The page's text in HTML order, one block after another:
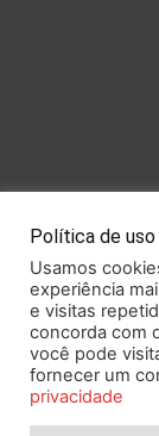
Este portal
Política de
Usamos
experiência
e visitas
concorda com
você pode
fornecer um
privacidade